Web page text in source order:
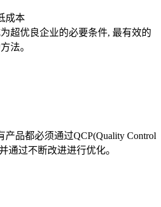
成本
超优良企业的必要条件, 最有效的
法。
产品都必须通过QCP(Quality Control
通过不断改进进行优化。